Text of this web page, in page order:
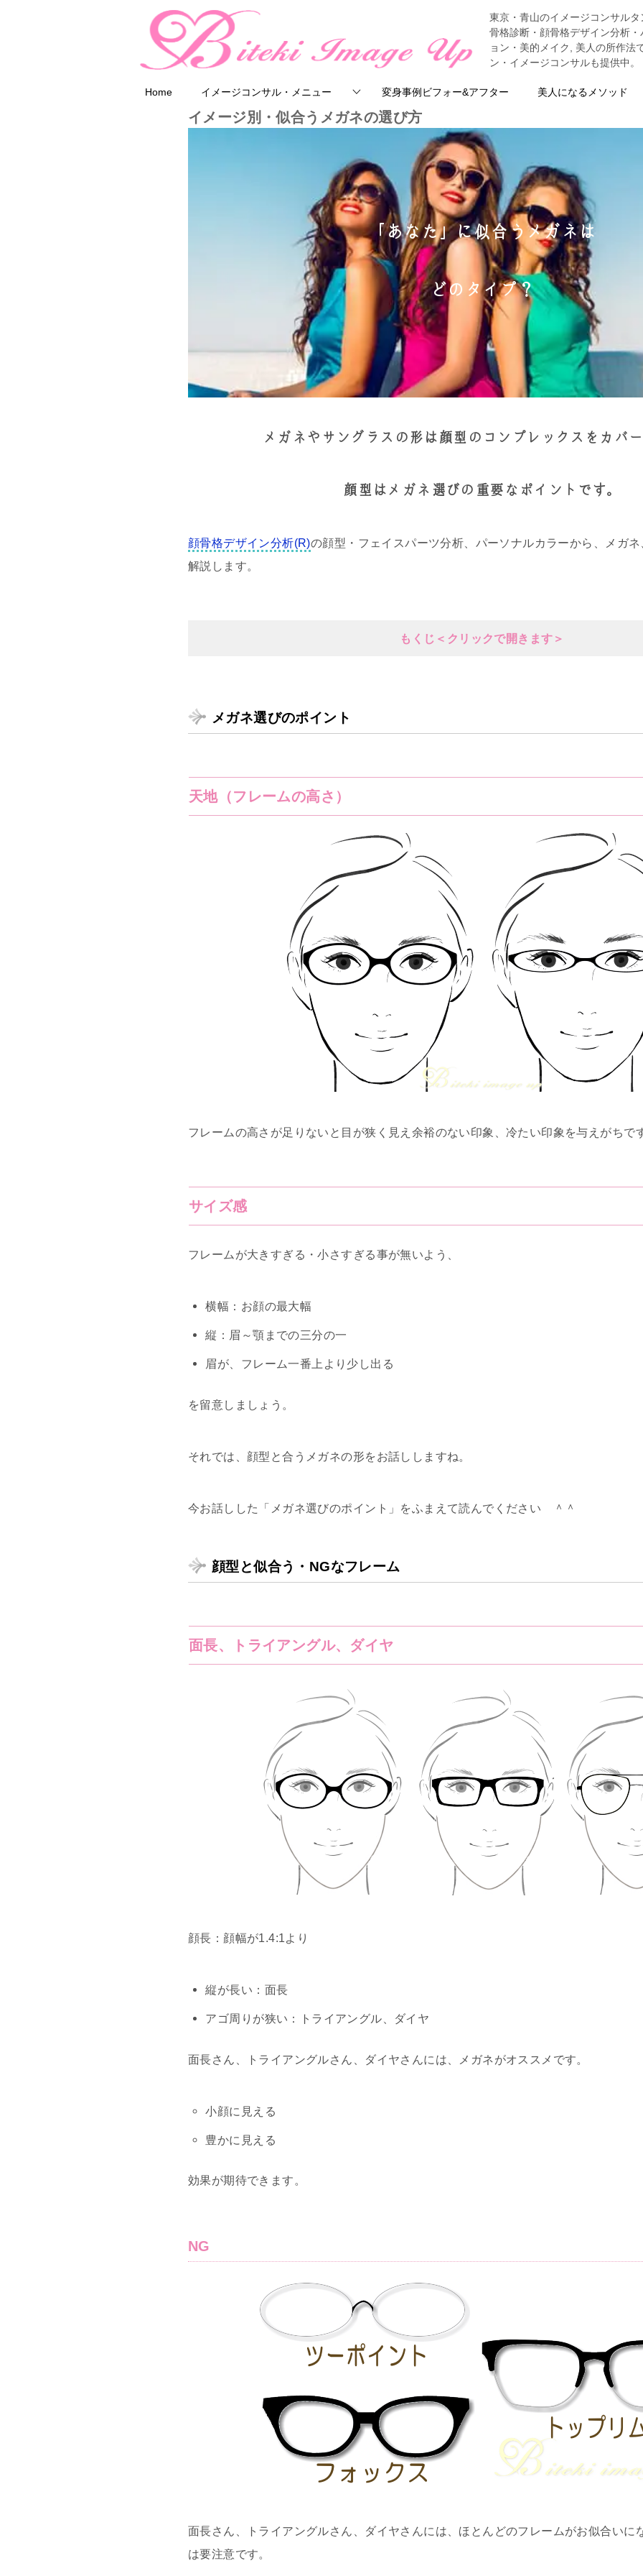
東京・青山のイメージコンサル
骨格診断・顔骨格デザイン分析
ョン・美的メイク, 美人の所作法
ン・イメージコンサルも提供中。
Home イメージコンサル・メニュー 変身事例ビフォー&アフター 美人になるメソッド
イメージ別・似合うメガネの選び方
「あなた」に似合うメガネは
どのタイプ？
メガネやサングラスの形は顔型のコンプレックスをカバ
顔型はメガネ選びの重要なポイントです。
顔骨格デザイン分析(R)の顔型・フェイスパーツ分析、パーソナルカラーから、メガ
解説します。
もくじ＜クリックで開きます＞
メガネ選びのポイント
天地（フレームの高さ）
フレームの高さが足りないと目が狭く見え余裕のない印象、冷たい印象を与えがちで
サイズ感
フレームが大きすぎる・小さすぎる事が無いよう、
横幅：お顔の最大幅
縦：眉～顎までの三分の一
眉が、フレーム一番上より少し出る
を留意しましょう。
それでは、顔型と合うメガネの形をお話ししますね。
今お話しした「メガネ選びのポイント」をふまえて読んでください ＾＾
顔型と似合う・NGなフレーム
面長、トライアングル、ダイヤ
顔長：顔幅が1.4:1より
縦が長い：面長
アゴ周りが狭い：トライアングル、ダイヤ
面長さん、トライアングルさん、ダイヤさんには、メガネがオススメです。
小顔に見える
豊かに見える
効果が期待できます。
NG
面長さん、トライアングルさん、ダイヤさんには、ほとんどのフレームがお似合いに
は要注意です。